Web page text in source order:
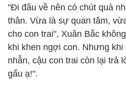
"Đi đâu về nên có chút quà
thân. Vừa là sự quan tâm,
cho con trai", Xuân Bắc
khi khen ngợi con. Nhưng
nhẫn, cậu con trai còn lại trả
gấu ạ!".